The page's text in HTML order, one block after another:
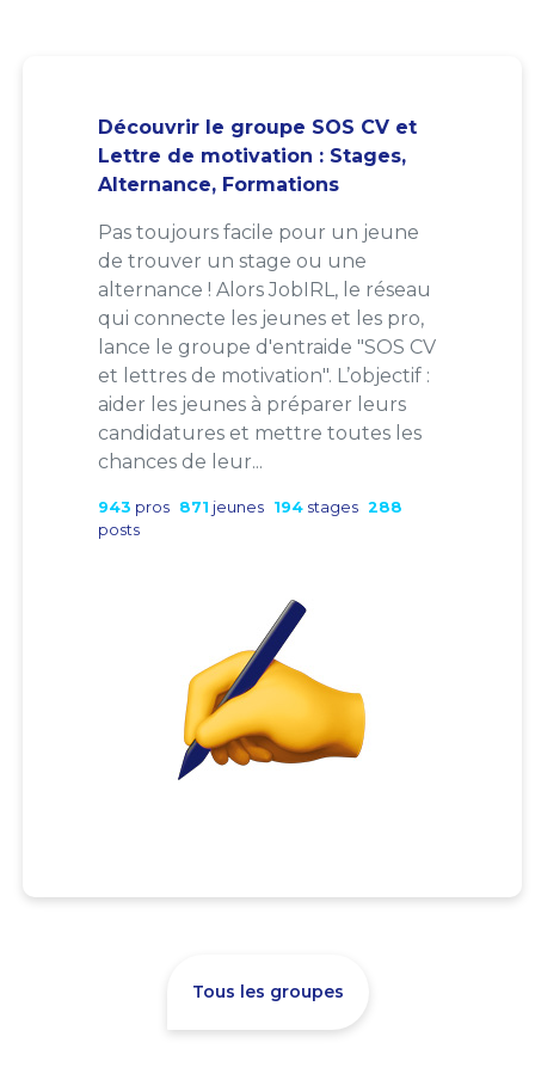
Découvrir le groupe SOS CV et
Lettre de motivation : Stages,
Alternance, Formations
Pas toujours facile pour un jeune
de trouver un stage ou une
alternance ! Alors JobIRL, le réseau
qui connecte les jeunes et les pro,
lance le groupe d'entraide "SOS CV
et lettres de motivation". L’objectif :
aider les jeunes à préparer leurs
candidatures et mettre toutes les
chances de leur...
943 pros 871 jeunes 194 stages 288
posts
Tous les groupes